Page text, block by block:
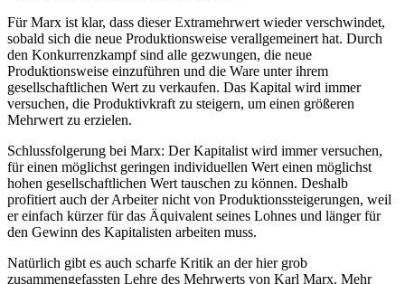
Für Marx ist klar, dass dieser Extramehrwert wieder verschwindet,
sobald sich die neue Produktionsweise verallgemeinert hat. Durch
den Konkurrenzkampf sind alle gezwungen, die neue
Produktionsweise einzuführen und die Ware unter ihrem
gesellschaftlichen Wert zu verkaufen. Das Kapital wird immer
versuchen, die Produktivkraft zu steigern, um einen größeren
Mehrwert zu erzielen.
Schlussfolgerung bei Marx: Der Kapitalist wird immer versuchen,
für einen möglichst geringen individuellen Wert einen möglichst
hohen gesellschaftlichen Wert tauschen zu können. Deshalb
profitiert auch der Arbeiter nicht von Produktionssteigerungen, weil
er einfach kürzer für das Äquivalent seines Lohnes und länger für
den Gewinn des Kapitalisten arbeiten muss.
Natürlich gibt es auch scharfe Kritik an der hier grob
zusammengefassten Lehre des Mehrwerts von Karl Marx. Mehr